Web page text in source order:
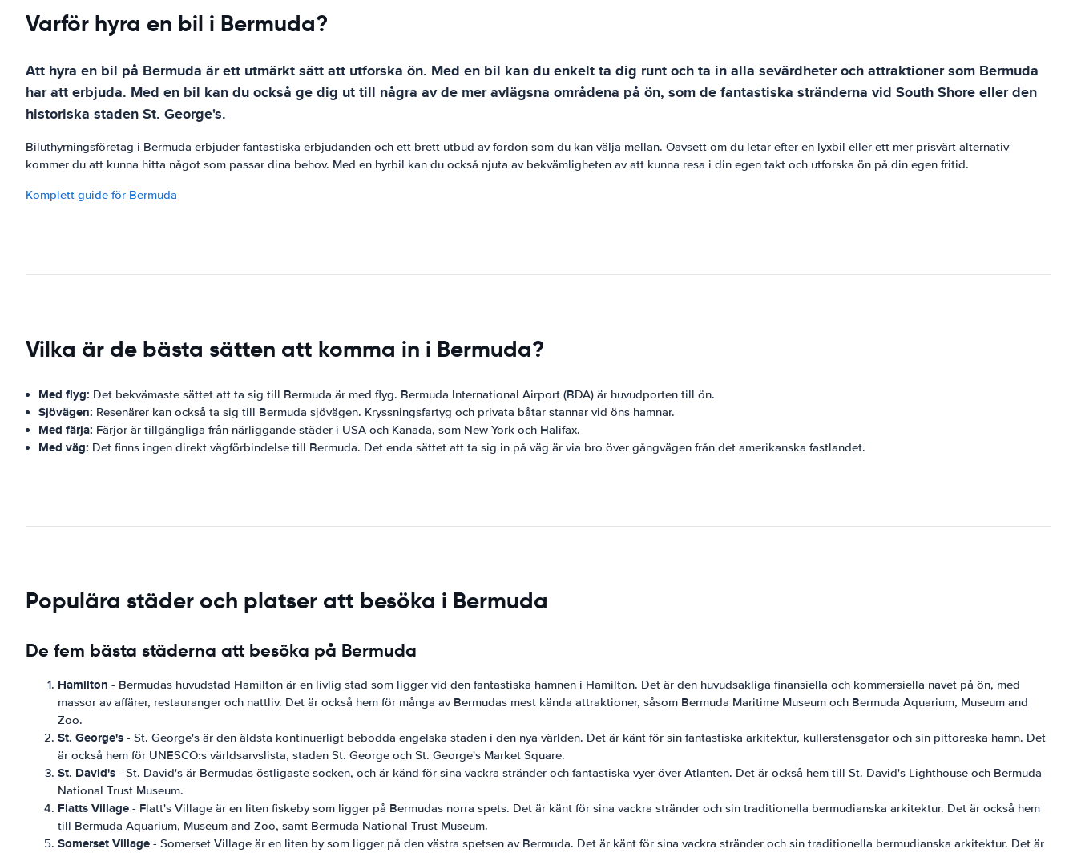
Varför hyra en bil i Bermuda?
Att hyra en bil på Bermuda är ett utmärkt sätt att utforska ön. Med en bil kan du enkelt ta dig runt och ta in alla sevärdheter och attraktioner som Bermuda
har att erbjuda. Med en bil kan du också ge dig ut till några av de mer avlägsna områdena på ön, som de fantastiska stränderna vid South Shore eller den
historiska staden St. George's.
Biluthyrningsföretag i Bermuda erbjuder fantastiska erbjudanden och ett brett utbud av fordon som du kan välja mellan. Oavsett om du letar efter en lyxbil eller ett mer prisvärt alternativ
kommer du att kunna hitta något som passar dina behov. Med en hyrbil kan du också njuta av bekvämligheten av att kunna resa i din egen takt och utforska ön på din egen fritid.
Komplett guide för Bermuda
Vilka är de bästa sätten att komma in i Bermuda?
Med flyg: Det bekvämaste sättet att ta sig till Bermuda är med flyg. Bermuda International Airport (BDA) är huvudporten till ön.
Sjövägen: Resenärer kan också ta sig till Bermuda sjövägen. Kryssningsfartyg och privata båtar stannar vid öns hamnar.
Med färja: Färjor är tillgängliga från närliggande städer i USA och Kanada, som New York och Halifax.
Med väg: Det finns ingen direkt vägförbindelse till Bermuda. Det enda sättet att ta sig in på väg är via bro över gångvägen från det amerikanska fastlandet.
Populära städer och platser att besöka i Bermuda
De fem bästa städerna att besöka på Bermuda
Hamilton - Bermudas huvudstad Hamilton är en livlig stad som ligger vid den fantastiska hamnen i Hamilton. Det är den huvudsakliga finansiella och kommersiella navet på ön, med
massor av affärer, restauranger och nattliv. Det är också hem för många av Bermudas mest kända attraktioner, såsom Bermuda Maritime Museum och Bermuda Aquarium, Museum and
Zoo.
St. George's - St. George's är den äldsta kontinuerligt bebodda engelska staden i den nya världen. Det är känt för sin fantastiska arkitektur, kullerstensgator och sin pittoreska hamn. Det
är också hem för UNESCO:s världsarvslista, staden St. George och St. George's Market Square.
St. David's - St. David's är Bermudas östligaste socken, och är känd för sina vackra stränder och fantastiska vyer över Atlanten. Det är också hem till St. David's Lighthouse och Bermuda
National Trust Museum.
Flatts Village - Flatt's Village är en liten fiskeby som ligger på Bermudas norra spets. Det är känt för sina vackra stränder och sin traditionella bermudianska arkitektur. Det är också hem
till Bermuda Aquarium, Museum and Zoo, samt Bermuda National Trust Museum.
Somerset Village - Somerset Village är en liten by som ligger på den västra spetsen av Bermuda. Det är känt för sina vackra stränder och sin traditionella bermudianska arkitektur. Det är